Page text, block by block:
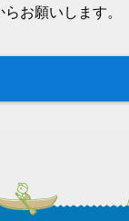
らお願いします。